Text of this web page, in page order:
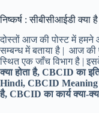
निष्कर्ष : सीबीसीआईडी
दोस्तों आज की पोस्ट में
सम्बन्ध में बताया है | आज की
स्थित एक जाँच विभाग है |
क्या होता है, CBCID का
Hindi, CBCID Meaning
है, CBCID का कार्य क्या-